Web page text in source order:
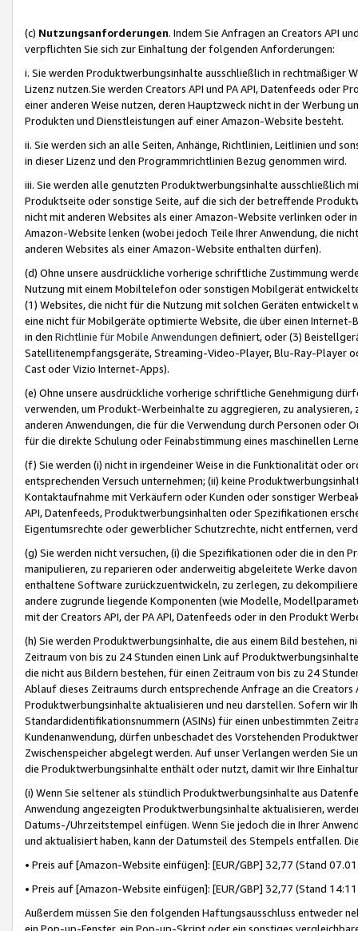
(c) Nutzungsanforderungen. Indem Sie Anfragen an Creators API
verpflichten Sie sich zur Einhaltung der folgenden Anforderungen:
i. Sie werden Produktwerbungsinhalte ausschließlich in rechtmäßiger
Lizenz nutzen.Sie werden Creators API und PA API, Datenfeeds oder
einer anderen Weise nutzen, deren Hauptzweck nicht in der Werbung
Produkten und Dienstleistungen auf einer Amazon-Website besteht.
ii. Sie werden sich an alle Seiten, Anhänge, Richtlinien, Leitlinien und
in dieser Lizenz und den Programmrichtlinien Bezug genommen wird.
iii. Sie werden alle genutzten Produktwerbungsinhalte ausschließlich
Produktseite oder sonstige Seite, auf die sich der betreffende
nicht mit anderen Websites als einer Amazon-Website verlinken oder
Amazon-Website lenken (wobei jedoch Teile Ihrer Anwendung, die
anderen Websites als einer Amazon-Website enthalten dürfen).
(d) Ohne unsere ausdrückliche vorherige schriftliche Zustimmung
Nutzung mit einem Mobiltelefon oder sonstigen Mobilgerät
(1) Websites, die nicht für die Nutzung mit solchen Geräten
eine nicht für Mobilgeräte optimierte Website, die über einen
in den Richtlinie für Mobile Anwendungen definiert, oder (3)
Satellitenempfangsgeräte, Streaming-Video-Player, Blu-Ray-Player
Cast oder Vizio Internet-Apps).
(e) Ohne unsere ausdrückliche vorherige schriftliche Genehmigung
verwenden, um Produkt-Werbeinhalte zu aggregieren, zu
anderen Anwendungen, die für die Verwendung durch Personen
für die direkte Schulung oder Feinabstimmung eines maschinellen
(f) Sie werden (i) nicht in irgendeiner Weise in die Funktionalität oder
entsprechenden Versuch unternehmen; (ii) keine
Kontaktaufnahme mit Verkäufern oder Kunden oder sonstiger
API, Datenfeeds, Produktwerbungsinhalten oder Spezifikationen
Eigentumsrechte oder gewerblicher Schutzrechte, nicht entfernen,
(g) Sie werden nicht versuchen, (i) die Spezifikationen oder die in
manipulieren, zu reparieren oder anderweitig abgeleitete Werke
enthaltene Software zurückzuentwickeln, zu zerlegen, zu
andere zugrunde liegende Komponenten (wie Modelle,
mit der Creators API, der PA API, Datenfeeds oder in den Produkt
(h) Sie werden Produktwerbungsinhalte, die aus einem Bild bestehen,
Zeitraum von bis zu 24 Stunden einen Link auf
die nicht aus Bildern bestehen, für einen Zeitraum von bis zu 24
Ablauf dieses Zeitraums durch entsprechende Anfrage an die
Produktwerbungsinhalte aktualisieren und neu darstellen. Sofern wir
Standardidentifikationsnummern (ASINs) für einen unbestimmten
Kundenanwendung, dürfen unbeschadet des Vorstehenden
Zwischenspeicher abgelegt werden. Auf unser Verlangen werden Sie
die Produktwerbungsinhalte enthält oder nutzt, damit wir Ihre
(i) Wenn Sie seltener als stündlich Produktwerbungsinhalte aus
Anwendung angezeigten Produktwerbungsinhalte aktualisieren,
Datums-/Uhrzeitstempel einfügen. Wenn Sie jedoch die in Ihrer
und aktualisiert haben, kann der Datumsteil des Stempels entfallen.
• Preis auf [Amazon-Website einfügen]: [EUR/GBP] 32,77 (Stand
• Preis auf [Amazon-Website einfügen]: [EUR/GBP] 32,77 (Stand
Außerdem müssen Sie den folgenden Haftungsausschluss entweder
ein Pop-up-Fenster, ein Pop-up-Skript oder ein sonstiges